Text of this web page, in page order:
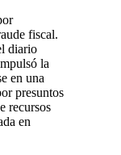
fiscal.
diario
la
en una
presuntos
recursos
en